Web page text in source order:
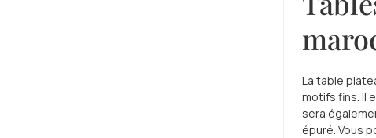
La table
motifs fins. Il
sera
épuré. Vous